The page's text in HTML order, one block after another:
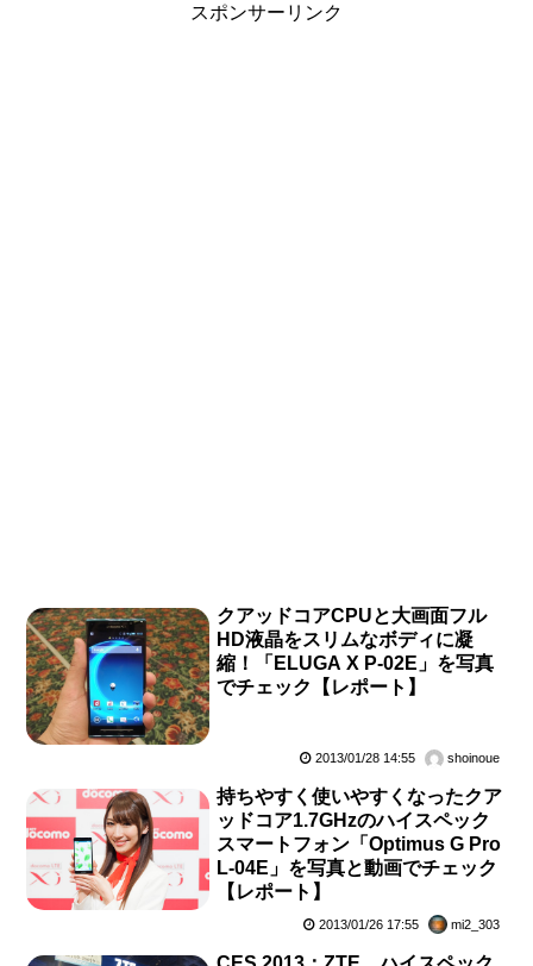
スポンサーリンク
クアッドコアCPUと大画面フル
HD液晶をスリムなボディに凝
縮！「ELUGA X P-02E」を写真
でチェック【レポート】
2013/01/28 14:55 shoinoue
持ちやすく使いやすくなったクア
ッドコア1.7GHzのハイスペック
スマートフォン「Optimus G Pro
L-04E」を写真と動画でチェック
【レポート】
2013/01/26 17:55 mi2_303